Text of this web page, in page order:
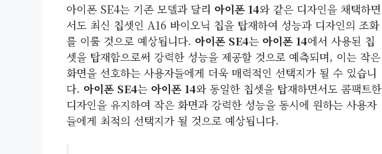
아이폰 SE4는 기존 모델과 달리 아이폰 14와 같은 디자인을 채택하면
서도 최신 칩셋인 A16 바이오닉 칩을 탑재하여 성능과 디자인의 조화
를 이룰 것으로 예상됩니다. 아이폰 SE4는 아이폰 14에서 사용된 칩
셋을 탑재함으로써 강력한 성능을 제공할 것으로 예측되며, 이는 작은
화면을 선호하는 사용자들에게 더욱 매력적인 선택지가 될 수 있습니
다. 아이폰 SE4는 아이폰 14와 동일한 칩셋을 탑재하면서도 콤팩트한
디자인을 유지하여 작은 화면과 강력한 성능을 동시에 원하는 사용자
들에게 최적의 선택지가 될 것으로 예상됩니다.